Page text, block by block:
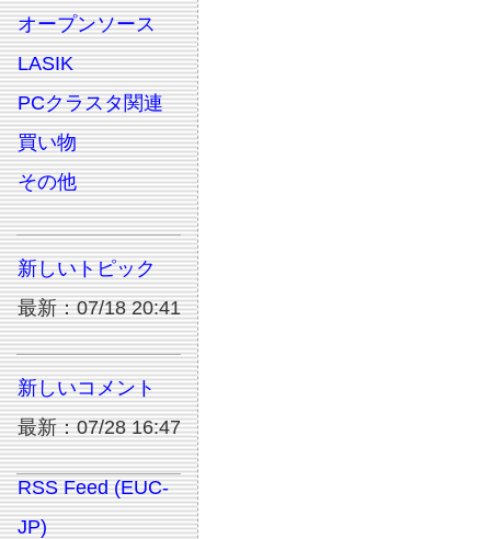
オープンソース
LASIK
PCクラスタ関連
買い物
その他
新しいトピック
最新：07/18 20:41
新しいコメント
最新：07/28 16:47
RSS Feed (EUC-
JP)